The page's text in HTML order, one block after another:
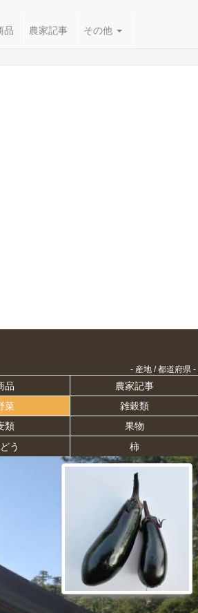
品 農家記事 その他
- 産地 / 都道府県 -
品
農家記事
菜
雑穀類
類
果物
う 柿